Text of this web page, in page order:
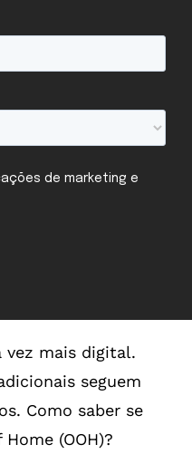
vez mais digital.
seguem
Como saber se
(OOH)?